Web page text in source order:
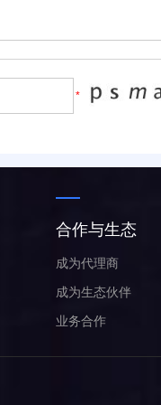
*
合作与生态
成为代理商
成为生态伙伴
业务合作